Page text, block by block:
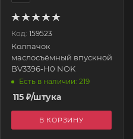
Код: 159523
Колпачок
маслосъёмный впускной
BV3396-H0 NOK
Есть в наличии: 219
115₽/штука
В КОРЗИНУ